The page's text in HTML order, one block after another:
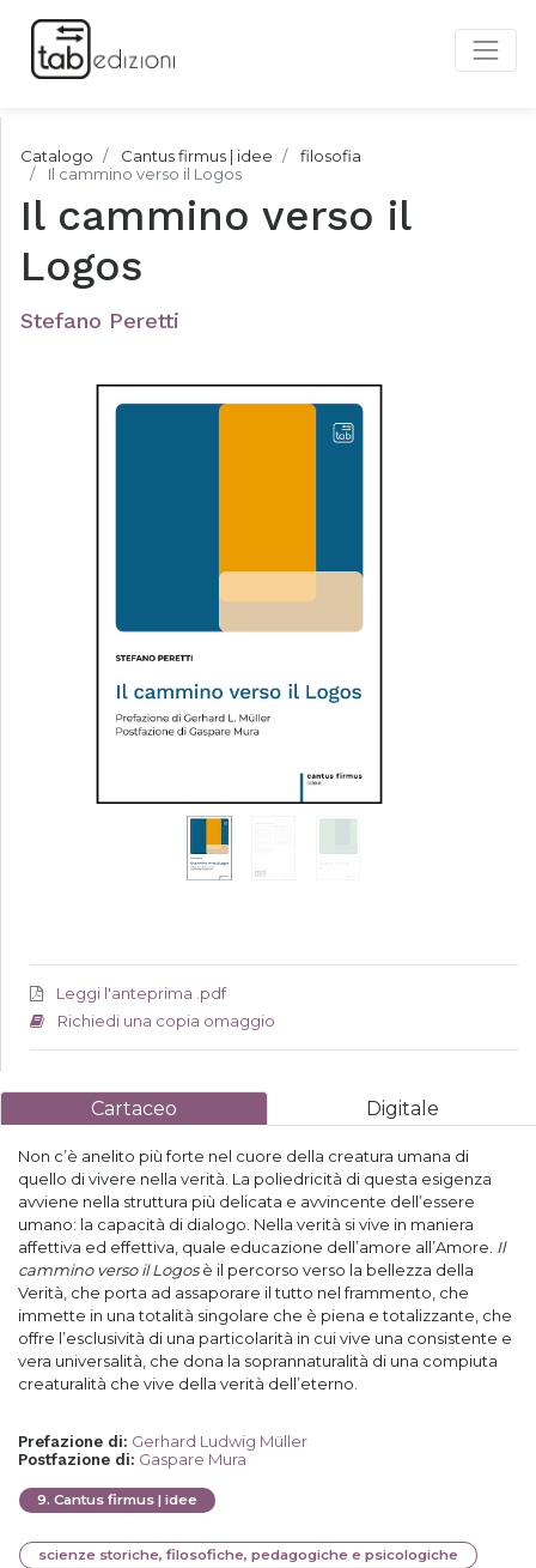
Catalogo Cantus firmus | idee
filosofia
Il cammino verso il Logos
Il cammino verso il
Logos
Stefano Peretti
Leggi l'anteprima .pdf
Richiedi una copia omaggio
Cartaceo Digitale
Non c’è anelito più forte nel cuore della creatura umana di
quello di vivere nella verità. La poliedricità di questa esigenza
avviene nella struttura più delicata e avvincente dell’essere
umano: la capacità di dialogo. Nella verità si vive in maniera
affettiva ed effettiva, quale educazione dell’amore all’Amore. Il
cammino verso il Logosè il percorso verso la bellezza della
Verità, che porta ad assaporare il tutto nel frammento, che
immette in una totalità singolare che è piena e totalizzante, che
offre l’esclusività di una particolarità in cui vive una consistente e
vera universalità, che dona la soprannaturalità di una compiuta
creaturalità che vive della verità dell’eterno.
Prefazione di: Gerhard Ludwig Müller
Postfazione di: Gaspare Mura
9. Cantus firmus | idee
scienze storiche, filosofiche, pedagogiche e psicologiche